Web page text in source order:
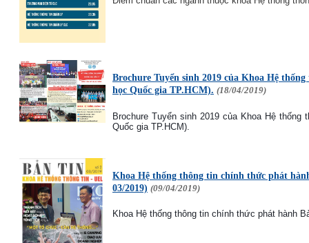
Brochure Tuyển sinh 2019 của Khoa Hệ
học Quốc gia TP.HCM). (18/04/2019)
Brochure Tuyển sinh 2019 của Khoa Hệ
Quốc gia TP.HCM).
Khoa Hệ thống thông tin chính thức phát
03/2019) (09/04/2019)
Khoa Hệ thống thông tin chính thức phát hành